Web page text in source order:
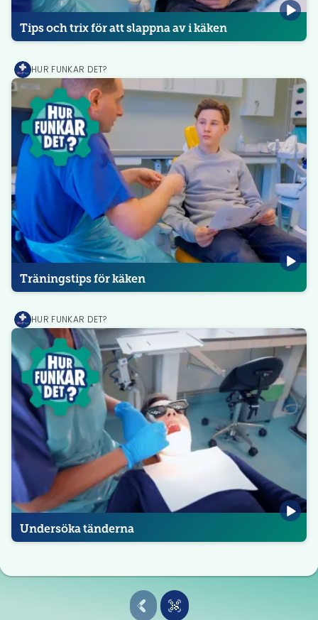
Tips och trix för att slappna av i käken
MediPrep
HUR FUNKAR DET?
Träningstips för käken
MediPrep
HUR FUNKAR DET?
Undersöka tänderna